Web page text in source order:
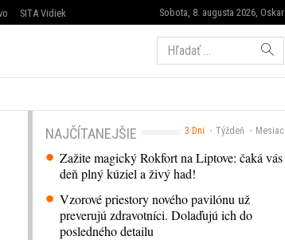
Sobota, 8. augusta 2026, Oskar
SITA Vidiek
Hľadať:
3 Dni Týždeň Mesiac
NAJČÍTANEJŠIE
Zažite magický Rokfort na Liptove: čaká vás
deň plný kúziel a živý had!
Vzorové priestory nového pavilónu už
preverujú zdravotníci. Dolaďujú ich do
posledného detailu